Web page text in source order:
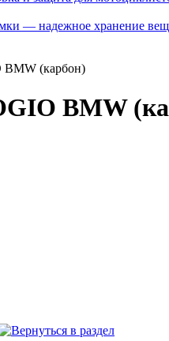
— надежное хранение
BMW (карбон)
BMW